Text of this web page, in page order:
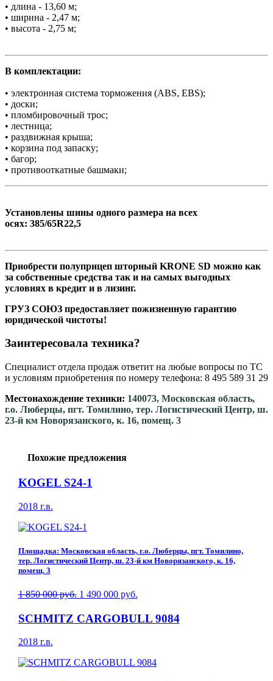
• длина - 13,60 м;
• ширина - 2,47 м;
• высота - 2,75 м;
В комплектации:
• электронная система торможения (ABS, EBS);
• доски;
• пломбировочный трос;
• лестница;
• раздвижная крыша;
• корзина под запаску;
• багор;
• противооткатные башмаки;
Установлены шины одного размера на всех
осях: 385/65R22,5
Приобрести полуприцеп шторный KRONE SD можно как
за собственные средства так и на самых выгодных
условиях в кредит и в лизинг.
ГРУЗ СОЮЗ предоставляет пожизненную гарантию
юридической чистоты!
Заинтересовала техника?
Специалист отдела продаж ответит на любые вопросы по ТС
и условиям приобретения по номеру телефона: 8 495 589 31 29
Местонахождение техники: 140073, Московская область,
г.о. Люберцы, пгт. Томилино, тер. Логистический Центр, ш.
23-й км Новорязанского, к. 16, помещ. 3
Похожие предложения
KOGEL S24-1
2018 г.в.
Площадка: Московская область, г.о. Люберцы, пгт. Томилино,
тер. Логистический Центр, ш. 23-й км Новорязанского, к. 16,
помещ. 3
1 850 000 руб. 1 490 000 руб.
SCHMITZ CARGOBULL 9084
2018 г.в.